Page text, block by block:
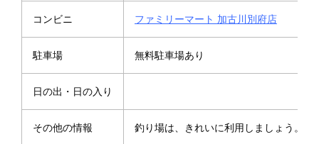
コンビニ ファミリーマート 加古川別府店
駐車場 無料駐車場あり
日の出・日の入り
その他の情報 釣り場は、きれいに利用しましょう。